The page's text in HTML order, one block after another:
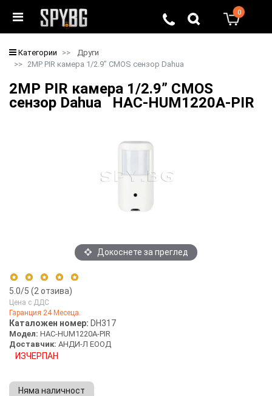
0
Категории
Други
2MP PIR камера 1/2.9” CMOS сензор Dahua
2MP PIR камера 1/2.9” CMOS
сензор Dahua HAC-HUM1220A-PIR
Докоснете за преглед
5.0/5 (2 отзива)
5 stars
4 stars
3 stars
1 star
Цена с ДДС
Гаранция 24 Месеца.
Каталожен номер: DH317
Модел: HAC-HUM1220A-PIR
Доставчик: АНДИ-Л ЕООД
ИЗЧЕРПАН
Няма наличност